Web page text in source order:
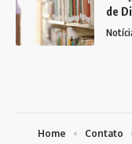
de
Home Contato